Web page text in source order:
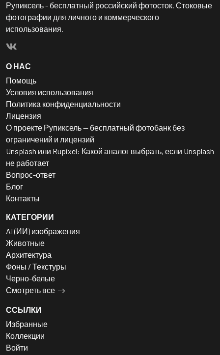
Рупиксель - бесплатный российский фотосток. Стоковые
фотографии для личного и коммерческого
использования.
О НАС
Помощь
Условия использования
Политика конфиденциальности
Лицензия
О проекте Рупиксель — бесплатный фотобанк без
ограничений и лицензий
Unsplash или Rupixel: Какой аналог выбрать, если Unsplash
не работает
Вопрос-ответ
Блог
Контакты
КАТЕГОРИИ
AI (ИИ) изображения
Животные
Архитектура
Фоны / Текстуры
Черно-белые
Смотреть все
ССЫЛКИ
Избранные
Коллекции
Войти